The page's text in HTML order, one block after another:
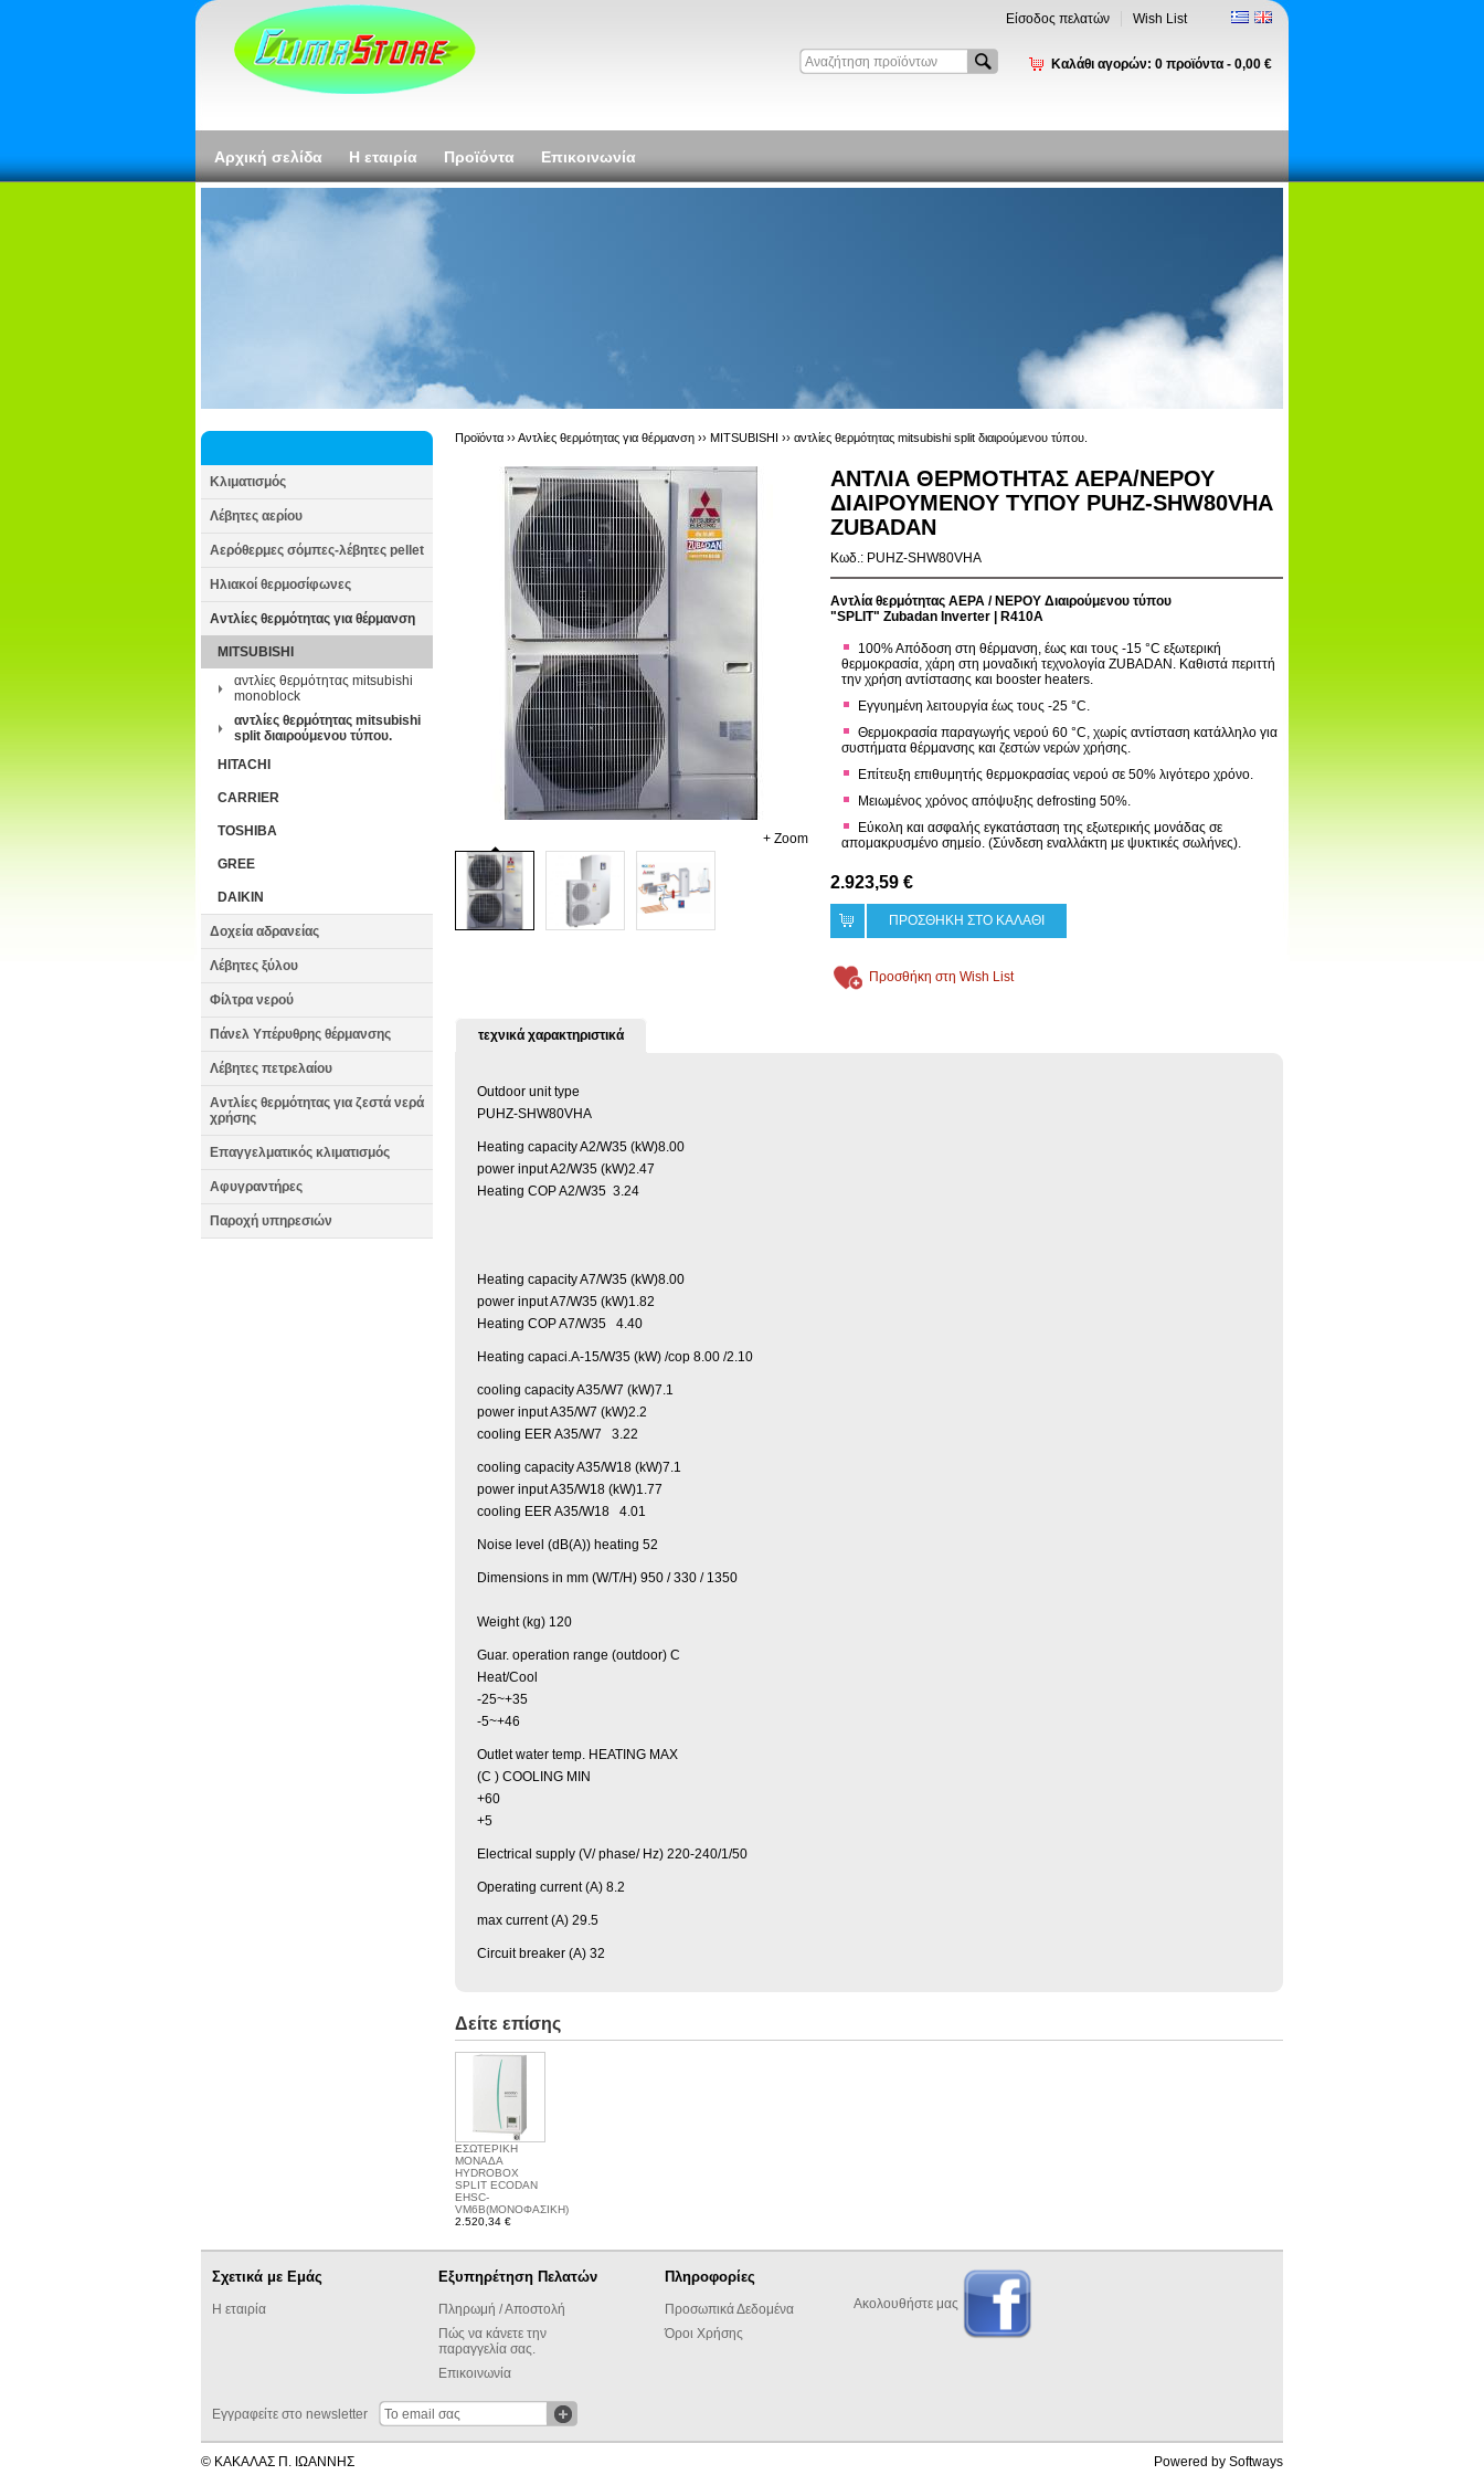
Είσοδος πελατών Wish List
Καλάθι αγορών: 0 προϊόντα - 0,00 €
Αρχική σελίδα Η εταιρία Προϊόντα Επικοινωνία
Κλιματισμός
Λέβητες αερίου
Αερόθερμες σόμπες-λέβητες pellet
Ηλιακοί θερμοσίφωνες
Αντλίες θερμότητας για θέρμανση
MITSUBISHI
αντλίες θερμότητας mitsubishi
monoblock
αντλίες θερμότητας mitsubishi
split διαιρούμενου τύπου.
HITACHI
CARRIER
TOSHIBA
GREE
DAIKIN
Δοχεία αδρανείας
Λέβητες ξύλου
Φίλτρα νερού
Πάνελ Υπέρυθρης θέρμανσης
Λέβητες πετρελαίου
Αντλίες θερμότητας για ζεστά νερά
χρήσης
Επαγγελματικός κλιματισμός
Αφυγραντήρες
Παροχή υπηρεσιών
Προϊόντα ››Αντλίες θερμότητας για θέρμανση ›› MITSUBISHI ›› αντλίες θερμότητας mitsubishi split διαιρούμενου τύπου.
+ Zoom
ΑΝΤΛΙΑ ΘΕΡΜΟΤΗΤΑΣ ΑΕΡΑ/ΝΕΡΟΥ
ΔΙΑΙΡΟΥΜΕΝΟΥ ΤΥΠΟΥ PUHZ-SHW80VHA
ZUBADAN
Κωδ.: PUHZ-SHW80VHA
Αντλία θερμότητας ΑΕΡΑ / ΝΕΡΟΥ Διαιρούμενου τύπου
"SPLIT" Zubadan Inverter | R410A
100% Απόδοση στη θέρμανση, έως και τους -15 °C εξωτερική
θερμοκρασία, χάρη στη μοναδική τεχνολογία ZUBADAN. Καθιστά περιττή
την χρήση αντίστασης και booster heaters.
Εγγυημένη λειτουργία έως τους -25 °C.
Θερμοκρασία παραγωγής νερού 60 °C, χωρίς αντίσταση κατάλληλο για
συστήματα θέρμανσης και ζεστών νερών χρήσης.
Επίτευξη επιθυμητής θερμοκρασίας νερού σε 50% λιγότερο χρόνο.
Μειωμένος χρόνος απόψυξης defrosting 50%.
Εύκολη και ασφαλής εγκατάσταση της εξωτερικής μονάδας σε
απομακρυσμένο σημείο. (Σύνδεση εναλλάκτη με ψυκτικές σωλήνες).
2.923,59 €
ΠΡΟΣΘΗΚΗ ΣΤΟ ΚΑΛΑΘΙ
Προσθήκη στη Wish List
τεχνικά χαρακτηριστικά
Outdoor unit type
PUHZ-SHW80VHA
Heating capacity A2/W35 (kW)8.00
power input A2/W35 (kW)2.47
Heating COP A2/W35 3.24
Heating capacity A7/W35 (kW)8.00
power input A7/W35 (kW)1.82
Heating COP A7/W35 4.40
Heating capaci.A-15/W35 (kW) /cop 8.00 /2.10
cooling capacity A35/W7 (kW)7.1
power input A35/W7 (kW)2.2
cooling EER A35/W7 3.22
cooling capacity A35/W18 (kW)7.1
power input A35/W18 (kW)1.77
cooling EER A35/W18 4.01
Noise level (dB(A)) heating 52
Dimensions in mm (W/T/H) 950 / 330 / 1350
Weight (kg) 120
Guar. operation range (outdoor) C
Heat/Cool
-25~+35
-5~+46
Outlet water temp. HEATING MAX
(C ) COOLING MIN
+60
+5
Electrical supply (V/ phase/ Hz) 220-240/1/50
Operating current (A) 8.2
max current (A) 29.5
Circuit breaker (A) 32
Δείτε επίσης
ΕΣΩΤΕΡΙΚΗ
ΜΟΝΑΔΑ
HYDROBOX
SPLIT ECODAN
EHSC-
VM6B(ΜΟΝΟΦΑΣΙΚΗ)
2.520,34 €
Σχετικά με Εμάς
Η εταιρία
Εξυπηρέτηση Πελατών
Πληρωμή / Αποστολή
Πώς να κάνετε την
παραγγελία σας.
Επικοινωνία
Πληροφορίες
Προσωπικά Δεδομένα
Όροι Χρήσης
Ακολουθήστε μας
Εγγραφείτε στο newsletter
© ΚΑΚΑΛΑΣ Π. ΙΩΑΝΝΗΣ Powered by Softways